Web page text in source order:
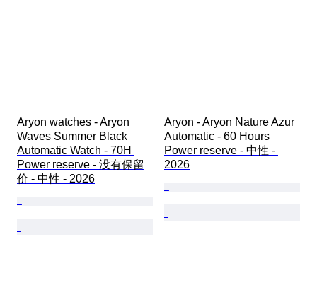
Aryon watches - Aryon
Waves Summer Black
Automatic Watch - 70H
Power reserve - 没有保留
价 - 中性 - 2026
Aryon - Aryon Nature Azur
Automatic - 60 Hours
Power reserve - 中性 -
2026